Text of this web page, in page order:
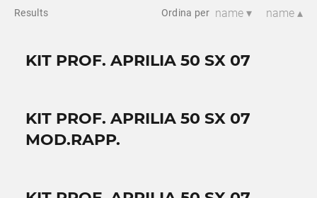
Results Ordina per name ▾ name ▴
KIT PROF. APRILIA 50 SX 07
KIT PROF. APRILIA 50 SX 07
MOD.RAPP.